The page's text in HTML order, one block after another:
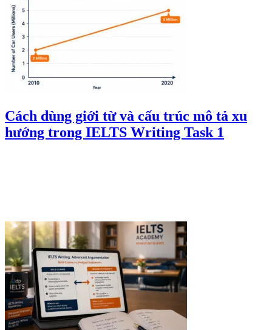
Cách dùng giới từ và cấu trúc mô tả xu
hướng trong IELTS Writing Task 1